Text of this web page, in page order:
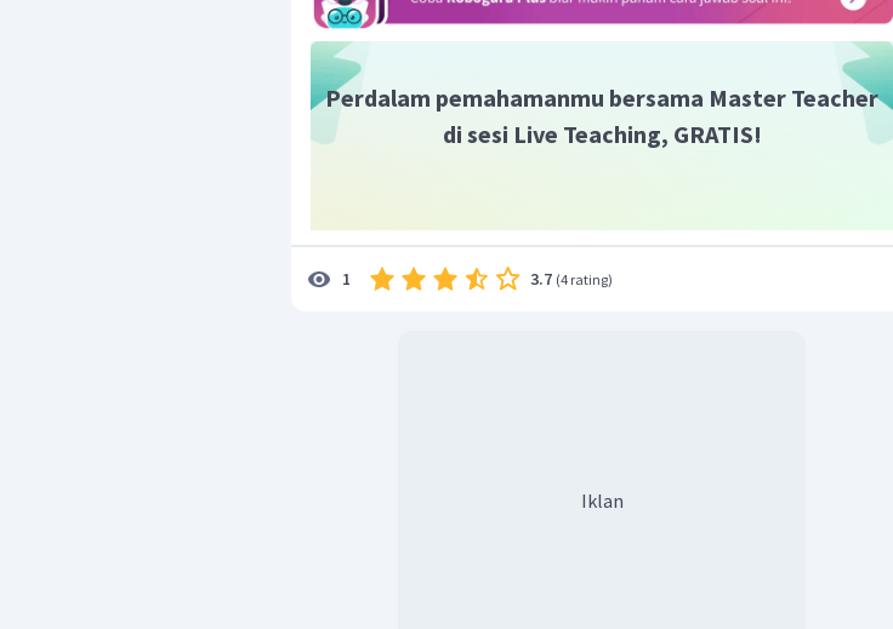
=
1470
Dengan demikian, nergi potensial yang dimiliki benda
tersebut sebesar 1470 joule.
Perdalam pemahamanmu bersama Master Teacher
di sesi Live Teaching, GRATIS!
1 3.7 (4 rating)
Iklan